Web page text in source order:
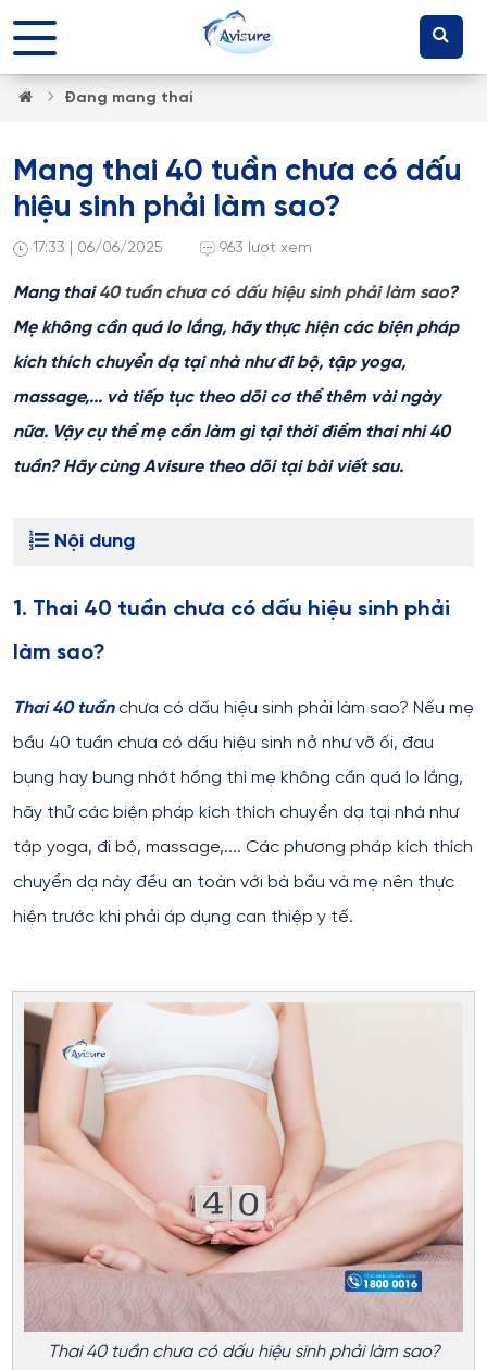
Đang mang thai
Mang thai 40 tuần chưa có dấu
hiệu sinh phải làm sao?
17:33 | 06/06/2025 963 lượt xem
Mang thai40 tuần chưa có dấu hiệu sinh phải làm sao?
Mẹ không cần quá lo lắng, hãy thực hiện các biện pháp
kích thích chuyển dạ tại nhà như đi bộ, tập yoga,
massage,... và tiếp tục theo dõi cơ thể thêm vài ngày
nữa. Vậy cụ thể mẹ cần làm gì tại thời điểm thai nhi 40
tuần? Hãy cùng Avisure theo dõi tại bài viết sau.
Nội dung
1. Thai 40 tuần chưa có dấu hiệu sinh phải
làm sao?
Thai 40 tuầnchưa có dấu hiệu sinh phải làm sao? Nếu mẹ
bầu 40 tuần chưa có dấu hiệu sinh nở như vỡ ối, đau
bụng hay bung nhớt hồng thì mẹ không cần quá lo lắng,
hãy thử các biện pháp kích thích chuyển dạ tại nhà như
tập yoga, đi bộ, massage,.... Các phương pháp kích thích
chuyển dạ này đều an toàn với bà bầu và mẹ nên thực
hiện trước khi phải áp dụng can thiệp y tế.
Thai 40 tuần chưa có dấu hiệu sinh phải làm sao?